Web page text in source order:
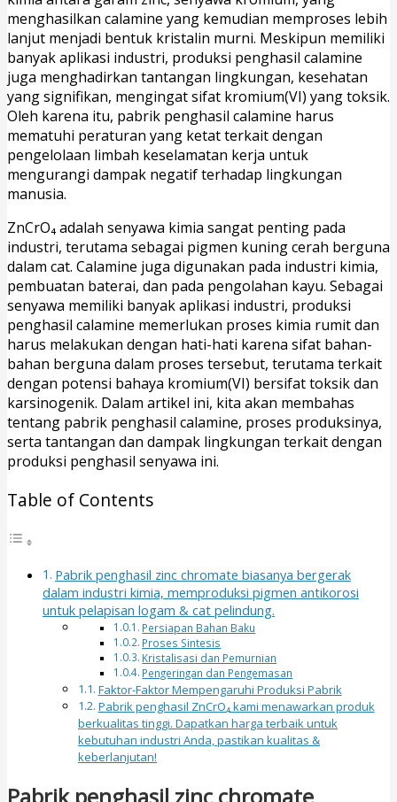
menghasilkan calamine yang kemudian memproses lebih
lanjut menjadi bentuk kristalin murni. Meskipun memiliki
banyak aplikasi industri, produksi penghasil calamine
juga menghadirkan tantangan lingkungan, kesehatan
yang signifikan, mengingat sifat kromium(VI) yang toksik.
Oleh karena itu, pabrik penghasil calamine harus
mematuhi peraturan yang ketat terkait dengan
pengelolaan limbah keselamatan kerja untuk
mengurangi dampak negatif terhadap lingkungan
manusia.
ZnCrO₄ adalah senyawa kimia sangat penting pada
industri, terutama sebagai pigmen kuning cerah berguna
dalam cat. Calamine juga digunakan pada industri kimia,
pembuatan baterai, dan pada pengolahan kayu. Sebagai
senyawa memiliki banyak aplikasi industri, produksi
penghasil calamine memerlukan proses kimia rumit dan
harus melakukan dengan hati-hati karena sifat bahan-
bahan berguna dalam proses tersebut, terutama terkait
dengan potensi bahaya kromium(VI) bersifat toksik dan
karsinogenik. Dalam artikel ini, kita akan membahas
tentang pabrik penghasil calamine, proses produksinya,
serta tantangan dan dampak lingkungan terkait dengan
produksi penghasil senyawa ini.
Table of Contents
Pabrik penghasil zinc chromate biasanya bergerak
dalam industri kimia, memproduksi pigmen antikorosi
untuk pelapisan logam & cat pelindung.
Persiapan Bahan Baku
Proses Sintesis
Kristalisasi dan Pemurnian
Pengeringan dan Pengemasan
Faktor-Faktor Mempengaruhi Produksi Pabrik
Pabrik penghasil ZnCrO₄ kami menawarkan produk
berkualitas tinggi. Dapatkan harga terbaik untuk
kebutuhan industri Anda, pastikan kualitas &
keberlanjutan!